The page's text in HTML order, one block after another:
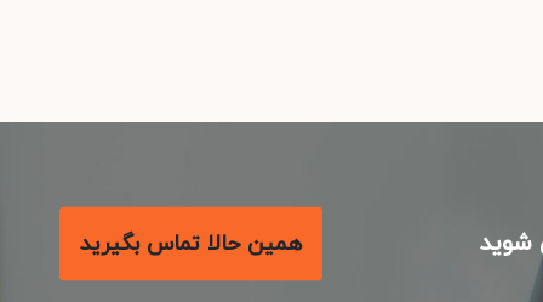
همین حالا تماس بگیرید